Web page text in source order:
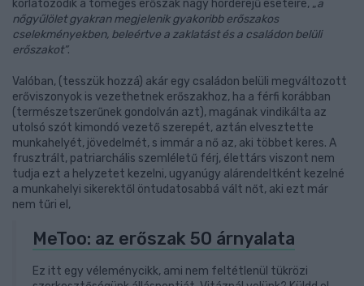
korlátozódik a tömeges erőszak nagy horderejű eseteire, „a
nőgyűlölet gyakran megjelenik gyakoribb erőszakos
cselekményekben, beleértve a zaklatást és a családon belüli
erőszakot”.
Valóban, (tesszük hozzá) akár egy családon belüli megváltozott
erőviszonyok is vezethetnek erőszakhoz, ha a férfi korábban
(természetszerűnek gondolván azt), magának vindikálta az
utolsó szót kimondó vezető szerepét, aztán elvesztette
munkahelyét, jövedelmét, s immár a nő az, aki többet keres. A
frusztrált, patriarchális szemléletű férj, élettárs viszont nem
tudja ezt a helyzetet kezelni, ugyanúgy alárendeltként kezelné
a munkahelyi sikerektől öntudatosabbá vált nőt, aki ezt már
nem tűri el,
MeToo: az erőszak 50 árnyalata
Ez itt egy véleménycikk, ami nem feltétlenül tükrözi